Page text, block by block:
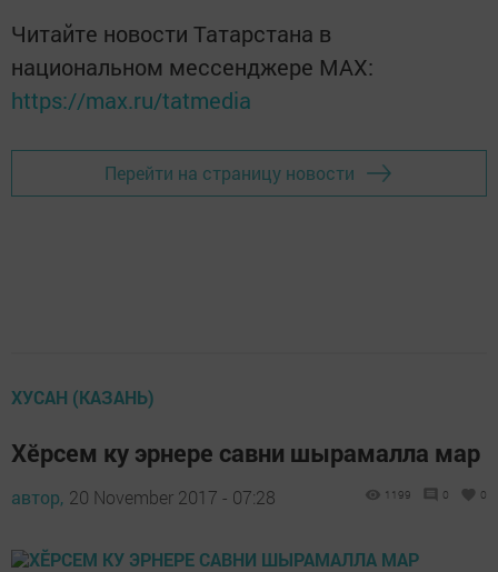
Читайте новости Татарстана в
национальном мессенджере MАХ:
https://max.ru/tatmedia
Перейти на страницу новости
ХУСАН (КАЗАНЬ)
Хӗрсем ку эрнере савни шырамалла мар
автор, 20 November 2017 - 07:28 1199 0 0